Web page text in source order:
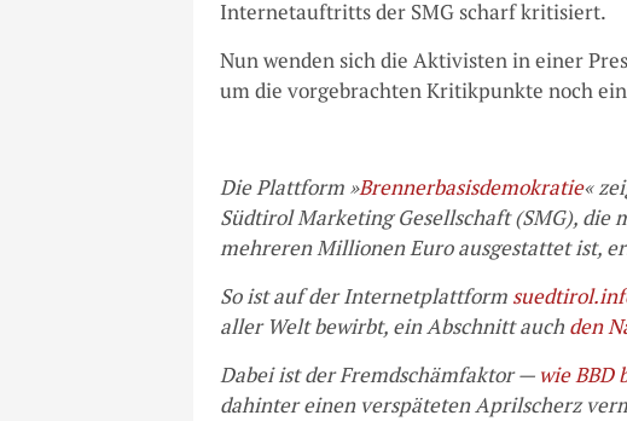
Internetauftritts der SMG scharf kritisiert.
Nun wenden sich die Aktivisten in einer
um die vorgebrachten Kritikpunkte noch
Die Plattform »Brennerbasisdemokratie«
Südtirol Marketing Gesellschaft (SMG), die
mehreren Millionen Euro ausgestattet ist,
So ist auf der Internetplattform
aller Welt bewirbt, ein Abschnitt auch den
Dabei ist der Fremdschämfaktor — wie BBD
dahinter einen verspäteten Aprilscherz